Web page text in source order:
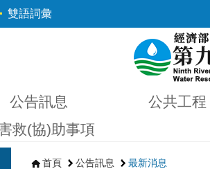
雙語詞彙
公告訊息 公共工程
救(協)助事項
首頁 公告訊息 最新消息